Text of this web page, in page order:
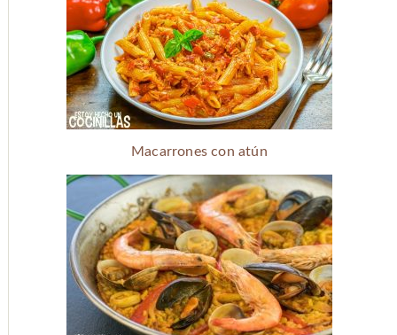
Macarrones con atún